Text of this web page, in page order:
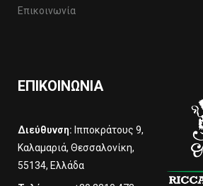
Επικοινωνία
ΕΠΙΚΟΙΝΩΝΊΑ
Διεύθυνση: Ιπποκράτους 9,
Καλαμαριά, Θεσσαλονίκη,
55134, Ελλάδα